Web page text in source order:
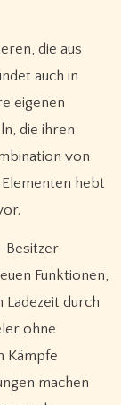
die aus
auch in
eigenen
die ihren
von
hebt
Besitzer
Funktionen,
durch
ohne
Kämpfe
machen